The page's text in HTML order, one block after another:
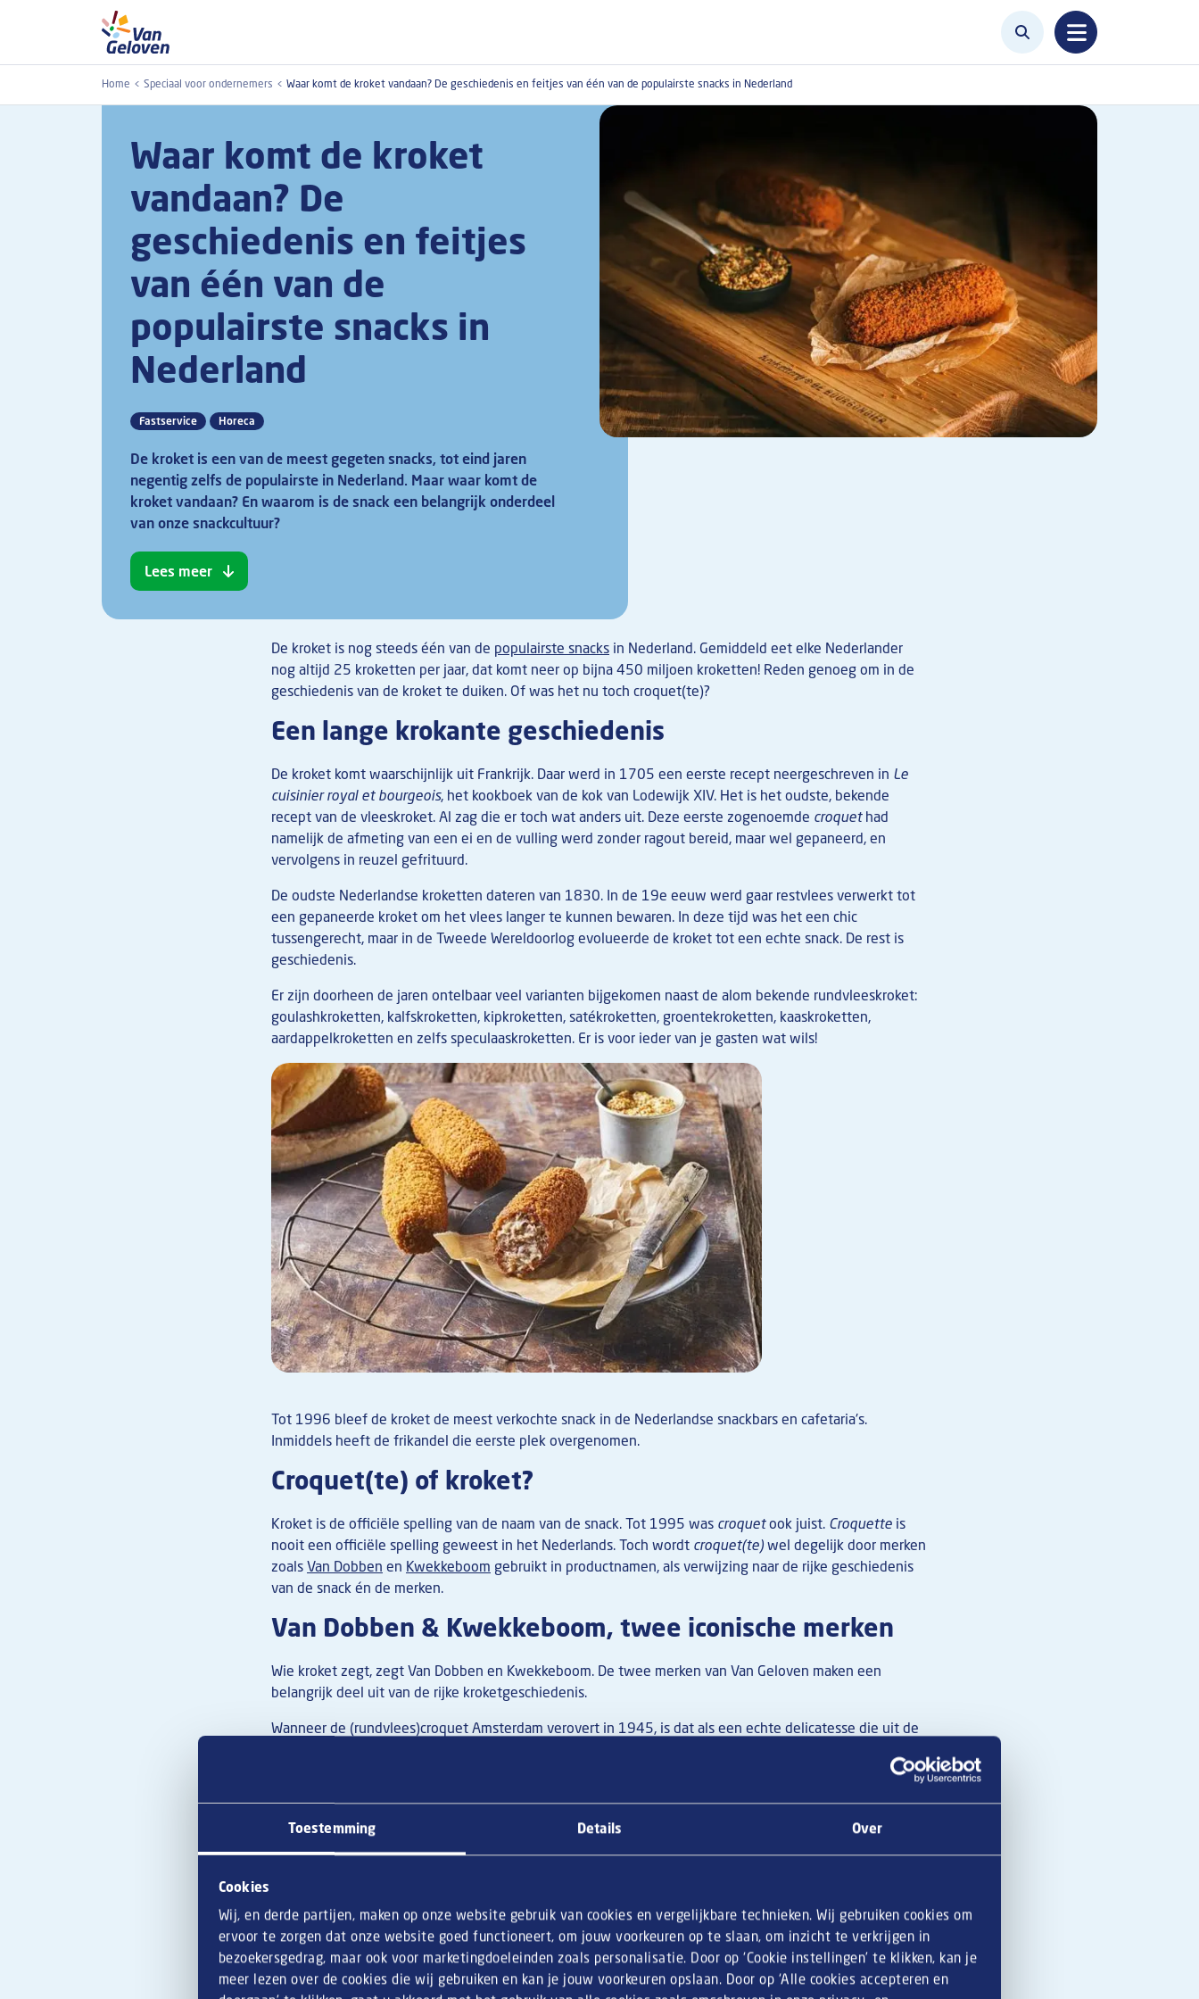
Toestemming Details Over
Cookies
Wij, en derde partijen, maken op onze website gebruik van cookies en vergelijkbare technieken. Wij gebruiken cookies om
ervoor te zorgen dat onze website goed functioneert, om jouw voorkeuren op te slaan, om inzicht te verkrijgen in
bezoekersgedrag, maar ook voor marketingdoeleinden zoals personalisatie. Door op ‘Cookie instellingen’ te klikken, kan je
meer lezen over de cookies die wij gebruiken en kan je jouw voorkeuren opslaan. Door op ‘Alle cookies accepteren en
Overslaan en naar de inhoud gaan
Home Speciaal voor ondernemers Waar komt de kroket vandaan? De geschiedenis en feitjes van één van de populairste snacks in Nederland
Waar komt de kroket
vandaan? De
geschiedenis en feitjes
van één van de
populairste snacks in
Nederland
Fastservice Horeca
De kroket is een van de meest gegeten snacks, tot eind jaren
negentig zelfs de populairste in Nederland. Maar waar komt de
kroket vandaan? En waarom is de snack een belangrijk onderdeel
van onze snackcultuur?
Lees meer
De kroket is nog steeds één van de populairste snacks in Nederland. Gemiddeld eet elke Nederlander
nog altijd 25 kroketten per jaar, dat komt neer op bijna 450 miljoen kroketten! Reden genoeg om in de
geschiedenis van de kroket te duiken. Of was het nu toch croquet(te)?
Een lange krokante geschiedenis
De kroket komt waarschijnlijk uit Frankrijk. Daar werd in 1705 een eerste recept neergeschreven in Le
cuisinier royal et bourgeois, het kookboek van de kok van Lodewijk XIV. Het is het oudste, bekende
recept van de vleeskroket. Al zag die er toch wat anders uit. Deze eerste zogenoemde croquethad
namelijk de afmeting van een ei en de vulling werd zonder ragout bereid, maar wel gepaneerd, en
vervolgens in reuzel gefrituurd.
De oudste Nederlandse kroketten dateren van 1830. In de 19e eeuw werd gaar restvlees verwerkt tot
een gepaneerde kroket om het vlees langer te kunnen bewaren. In deze tijd was het een chic
tussengerecht, maar in de Tweede Wereldoorlog evolueerde de kroket tot een echte snack. De rest is
geschiedenis.
Er zijn doorheen de jaren ontelbaar veel varianten bijgekomen naast de alom bekende rundvleeskroket:
goulashkroketten, kalfskroketten, kipkroketten, satékroketten, groentekroketten, kaaskroketten,
aardappelkroketten en zelfs speculaaskroketten. Er is voor ieder van je gasten wat wils!
Afbeelding
Tot 1996 bleef de kroket de meest verkochte snack in de Nederlandse snackbars en cafetaria's.
Inmiddels heeft de frikandel die eerste plek overgenomen.
Croquet(te) of kroket?
Kroket is de officiële spelling van de naam van de snack. Tot 1995 was croquetook juist. Croquette is
nooit een officiële spelling geweest in het Nederlands. Toch wordt croquet(te)wel degelijk door merken
zoalsVan Dobben en Kwekkeboom gebruikt in productnamen, als verwijzing naar de rijke geschiedenis
van de snack én de merken.
Van Dobben & Kwekkeboom, twee iconische merken
Wie kroket zegt, zegt Van Dobben en Kwekkeboom. De twee merken van Van Geloven maken een
belangrijk deel uit van de rijke kroketgeschiedenis.
Wanneer de (rundvlees)croquet Amsterdam verovert in 1945, is dat als een echte delicatesse die uit de
Niet veel later volgtKwekkeboom
Beide merken zijn uitgegroeid tot echte snack-iconen en vind je vaak terug op de
lunch menukaart.
Maar
er zijn natuurlijk nog meer merken en soorten kroketten
Bekijk ons assortiment kroketten →